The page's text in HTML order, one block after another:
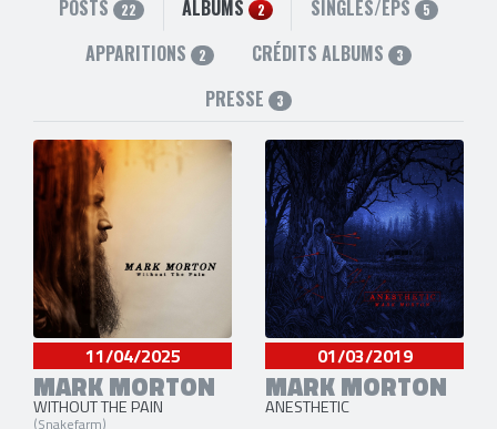
POSTS 22 ALBUMS 2 SINGLES/EPS 5
APPARITIONS 2 CRÉDITS ALBUMS 3
PRESSE 3
11/04/2025
MARK MORTON
WITHOUT THE PAIN
(Snakefarm)
01/03/2019
MARK MORTON
ANESTHETIC